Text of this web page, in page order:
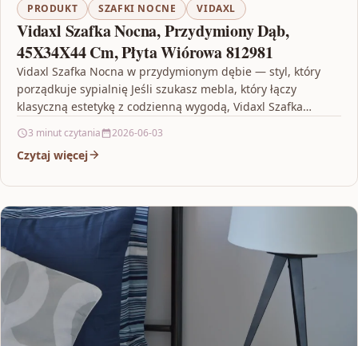
PRODUKT SZAFKI NOCNE VIDAXL
Vidaxl Szafka Nocna, Przydymiony Dąb,
45X34X44 Cm, Płyta Wiórowa 812981
Vidaxl Szafka Nocna w przydymionym dębie — styl, który
porządkuje sypialnię Jeśli szukasz mebla, który łączy
klasyczną estetykę z codzienną wygodą, Vidaxl Szafka
3 minut czytania 2026-06-03
Czytaj więcej